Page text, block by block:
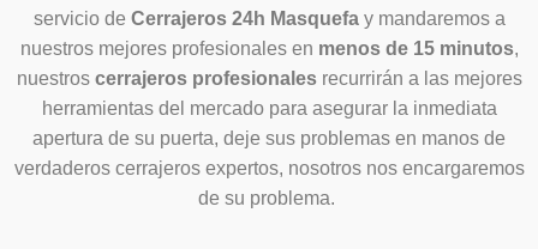
servicio de Cerrajeros 24h Masquefay mandaremos a
nuestros mejores profesionales en menos de 15 minutos,
nuestros cerrajeros profesionalesrecurrirán a las mejores
herramientas del mercado para asegurar la inmediata
apertura de su puerta, deje sus problemas en manos de
verdaderos cerrajeros expertos, nosotros nos encargaremos
de su problema.